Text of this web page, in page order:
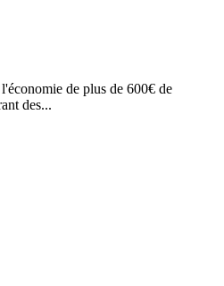
de plus de 600€ de
des...